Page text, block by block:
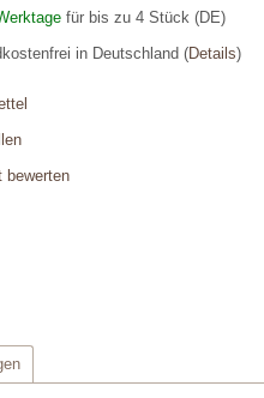
für bis zu 4 Stück (DE)
in Deutschland(Details)
bewerten